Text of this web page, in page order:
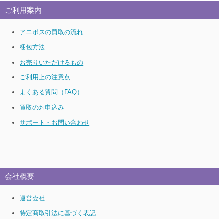
ご利用案内
アニポスの買取の流れ
梱包方法
お売りいただけるもの
ご利用上の注意点
よくある質問（FAQ）
買取のお申込み
サポート・お問い合わせ
会社概要
運営会社
特定商取引法に基づく表記